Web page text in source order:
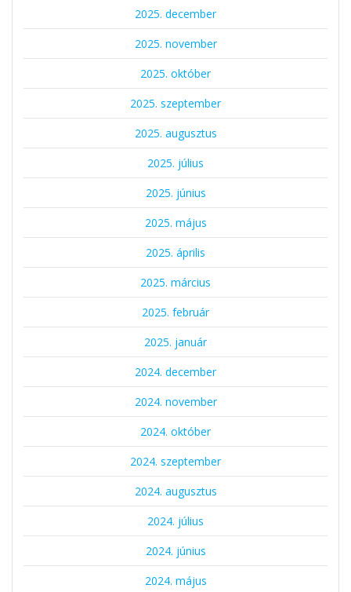
2025. december
2025. november
2025. október
2025. szeptember
2025. augusztus
2025. július
2025. június
2025. május
2025. április
2025. március
2025. február
2025. január
2024. december
2024. november
2024. október
2024. szeptember
2024. augusztus
2024. július
2024. június
2024. május